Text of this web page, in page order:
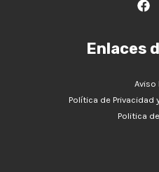
Enlaces
Aviso
Política de Privacidad
Politica